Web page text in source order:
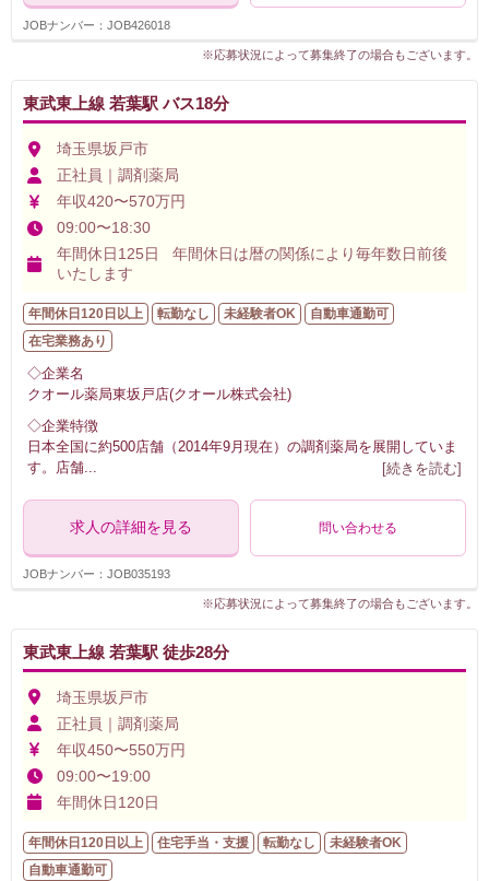
JOBナンバー：JOB426018
※応募状況によって募集終了の場合もございます。
東武東上線 若葉駅 バス18分
埼玉県坂戸市
正社員｜調剤薬局
年収420〜570万円
09:00〜18:30
年間休日125日 年間休日は暦の関係により毎年数日前後
いたします
年間休日120日以上 転勤なし 未経験者OK
自動車通勤可
在宅業務あり
◇企業名
クオール薬局東坂戸店(クオール株式会社)
◇企業特徴
日本全国に約500店舗（2014年9月現在）の調剤薬局を展開していま
す。店舗... [続きを読む]
求人の詳細を見る 問い合わせる
JOBナンバー：JOB035193
※応募状況によって募集終了の場合もございます。
東武東上線 若葉駅 徒歩28分
埼玉県坂戸市
正社員｜調剤薬局
年収450〜550万円
09:00〜19:00
年間休日120日
年間休日120日以上 住宅手当・支援 転勤なし
未経験者OK
自動車通勤可